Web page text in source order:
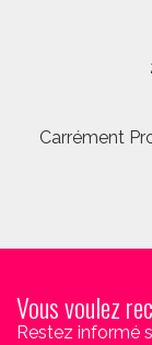
Carrément
Vous voulez
Restez informé